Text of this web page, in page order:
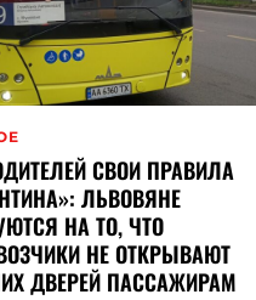
СВОИ ПРАВИЛА
ЛЬВОВЯНЕ
НА ТО, ЧТО
НЕ ОТКРЫВАЮТ
ДВЕРЕЙ ПАССАЖИРАМ